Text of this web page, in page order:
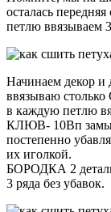
осталась
петлю ввязываем
Начинаем декор
ввязываю столько
в каждую петлю
КЛЮВ- 10Вп
постепенно
их иголкой.
БОРОДКА 2
3 ряда без убавок.